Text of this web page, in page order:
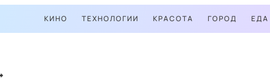
КИНО ТЕХНОЛОГИИ КРАСОТА ГОРОД ЕДА